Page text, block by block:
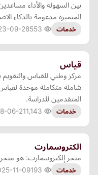
بين السهولة والأداء
المتميزة مدعومة بالذكاء
خدمات 09-28
قياس
مركز وطني للقياس والتقويم
شاملة متكاملة موحدة
المتقدمين للدراسة.
خدمات 06-21
الكتروسمارت
متجر إلكتروسمارت: هو
خدمات 11-09